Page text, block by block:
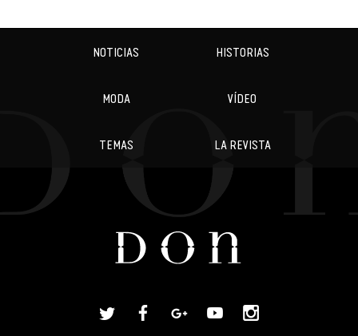
NOTICIAS HISTORIAS
MODA VÍDEO
TEMAS LA REVISTA